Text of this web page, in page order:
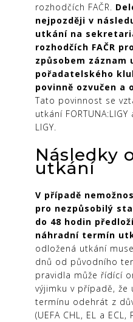
rozhodčích FAČR.
nejpozději v
utkání na
rozhodčích FAČR
způsobem
pořadatelského
povinně ozvučen a
Tato povinnost se
utkání FORTUNA:LIGY
LIGY.
Následky
utkání
V případě
pro nezpůsobilý
do 48 hodin
náhradní termín
odložená utkání
dnů od původního
pravidla může řídící
výjimku v případě,
termínu odehrát z
(UEFA CHL, EL a ECL,